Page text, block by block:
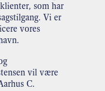
som har
Vi er
vores
vil være
C.